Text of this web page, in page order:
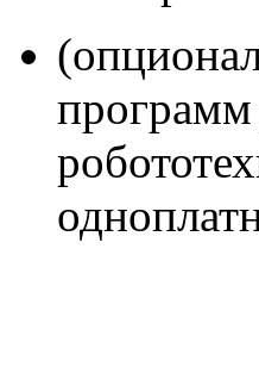
программ